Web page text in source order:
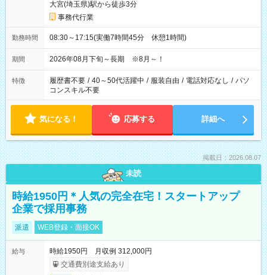
大宮(埼玉県)駅から徒歩3分
事務代行業
勤務時間 08:30～17:15(実働7時間45分 休憩1時間)
期間 2026年08月下旬～長期 ※8月～！
特徴 履歴書不要 / 40～50代活躍中 / 服装自由 / 電話対応なし / パソ
コンスキル不要
気になる！ 応募する 詳細へ
掲載日：2026.08.07
未読
時給1950円＊人気の完全在宅！スタートアップ
企業で採用事務
派遣 WEB登録・面接OK
給与
時給1950円 月収例 312,000円
交通費別途支給あり